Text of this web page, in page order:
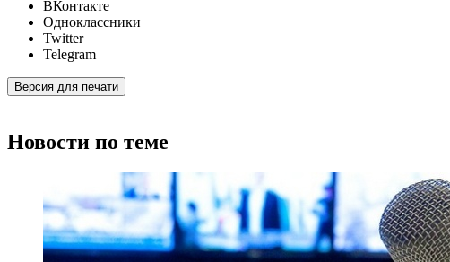
ВКонтакте
Одноклассники
Twitter
Telegram
Версия для печати
Новости по теме